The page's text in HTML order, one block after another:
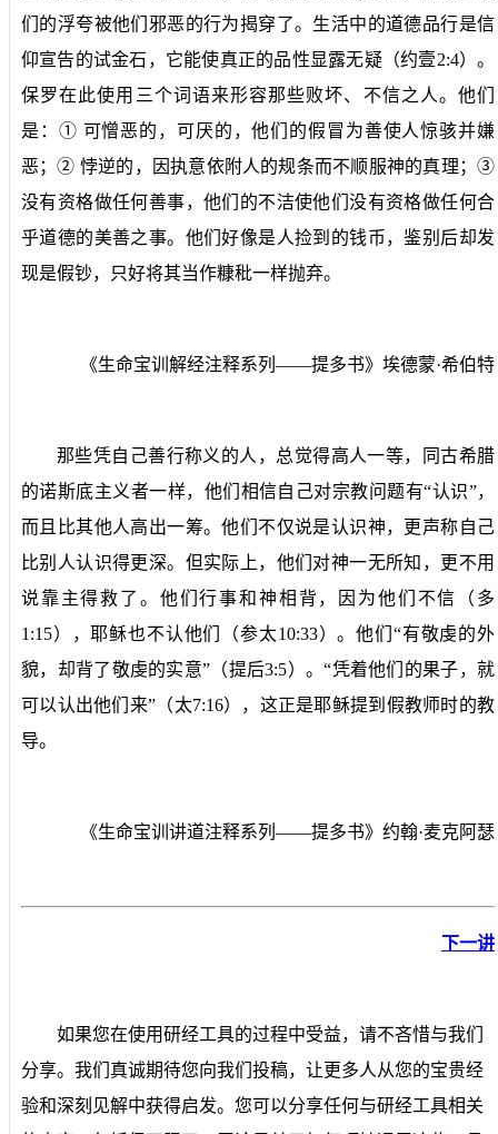
们的浮夸被他们邪恶的行为揭穿了。生活中的道德品行是信
仰宣告的试金石，它能使真正的品性显露无疑（约壹2:4）。
保罗在此使用三个词语来形容那些败坏、不信之人。他们
是：① 可憎恶的，可厌的，他们的假冒为善使人惊骇并嫌
恶；② 悖逆的，因执意依附人的规条而不顺服神的真理；③
没有资格做任何善事，他们的不洁使他们没有资格做任何合
乎道德的美善之事。他们好像是人捡到的钱币，鉴别后却发
现是假钞，只好将其当作糠秕一样抛弃。
《生命宝训解经注释系列——提多书》埃德蒙·希伯特
那些凭自己善行称义的人，总觉得高人一等，同古希腊
的诺斯底主义者一样，他们相信自己对宗教问题有“认识”，
而且比其他人高出一筹。他们不仅说是认识神，更声称自己
比别人认识得更深。但实际上，他们对神一无所知，更不用
说靠主得救了。他们行事和神相背，因为他们不信（多
1:15），耶稣也不认他们（参太10:33）。他们“有敬虔的外
貌，却背了敬虔的实意”（提后3:5）。“凭着他们的果子，就
可以认出他们来”（太7:16），这正是耶稣提到假教师时的教
导。
《生命宝训讲道注释系列——提多书》约翰·麦克阿瑟
下一讲
如果您在使用研经工具的过程中受益，请不吝惜与我们
分享。我们真诚期待您向我们投稿，让更多人从您的宝贵经
验和深刻见解中获得启发。您可以分享任何与研经工具相关